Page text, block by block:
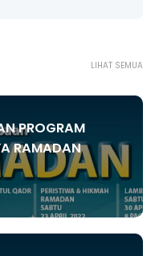
LIHAT SEMUA
PROGRAM
RAMADAN